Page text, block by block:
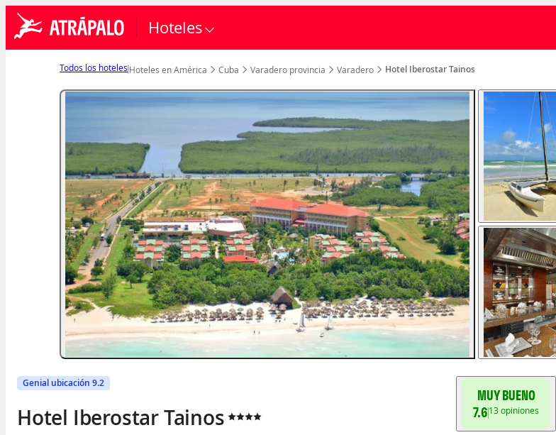
Hoteles
Todos los hoteles Hoteles en América Cuba Varadero provincia Varadero Hotel Iberostar Tainos
Genial ubicación 9.2
Hotel Iberostar Tainos
MUY BUENO
7.613 opiniones